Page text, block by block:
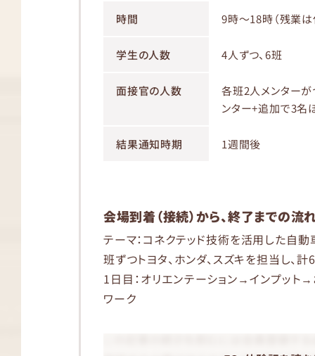
時間 9時〜18時（残業は
学生の人数 4人ずつ、6班
面接官の人数
各班2人メンター
ンター+追加で3名
結果通知時期 1週間後
会場到着（接続）から、終了までの流
テーマ：コネクテッド技術を活用した自
班ずつトヨタ、ホンダ、スズキを担当し、計
1日目：オリエンテーション→インプッ
ワーク